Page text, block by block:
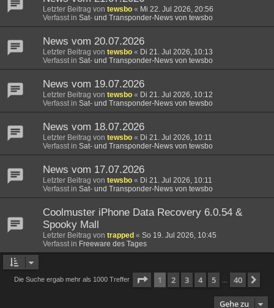
Letzter Beitrag von tewsbo « Mi 22. Jul 2026, 20:56
Verfasst in Sat- und Transponder-News von tewsbo
News vom 20.07.2026
Letzter Beitrag von tewsbo « Di 21. Jul 2026, 10:13
Verfasst in Sat- und Transponder-News von tewsbo
News vom 19.07.2026
Letzter Beitrag von tewsbo « Di 21. Jul 2026, 10:12
Verfasst in Sat- und Transponder-News von tewsbo
News vom 18.07.2026
Letzter Beitrag von tewsbo « Di 21. Jul 2026, 10:11
Verfasst in Sat- und Transponder-News von tewsbo
News vom 17.07.2026
Letzter Beitrag von tewsbo « Di 21. Jul 2026, 10:11
Verfasst in Sat- und Transponder-News von tewsbo
Coolmuster iPhone Data Recovery 6.0.54 &
Spooky Mall
Letzter Beitrag von trapped « So 19. Jul 2026, 10:45
Verfasst in Freeware des Tages
Die Suche ergab mehr als 1000 Treffer Seite 1von 40
1 2 3 4 5 40
Gehe zu